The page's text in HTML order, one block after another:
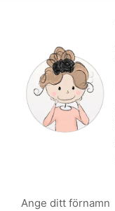
Ange ditt förnamn